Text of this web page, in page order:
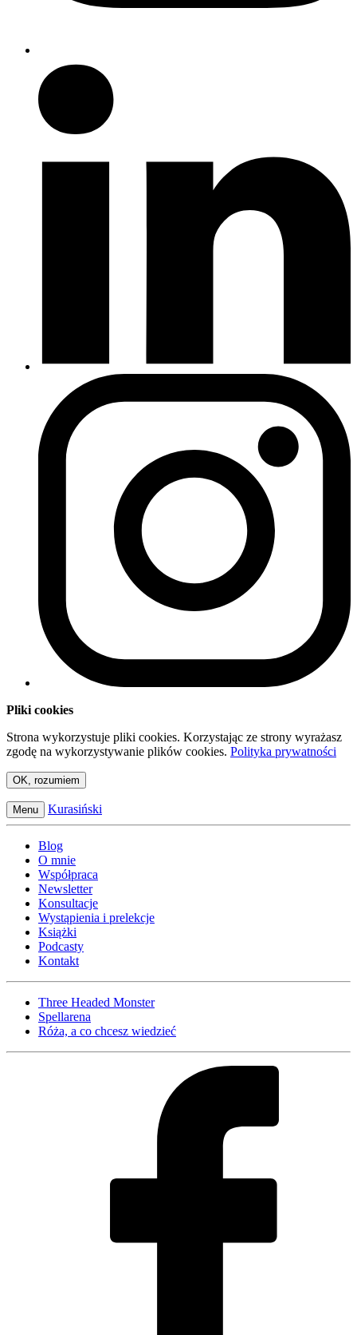
Pliki cookies
Strona wykorzystuje pliki cookies. Korzystając ze strony wyrażasz
zgodę na wykorzystywanie plików cookies. Polityka prywatności
OK, rozumiem
Menu Kurasiński
Blog
O mnie
Współpraca
Newsletter
Konsultacje
Wystąpienia i prelekcje
Książki
Podcasty
Kontakt
Three Headed Monster
Spellarena
Róża, a co chcesz wiedzieć